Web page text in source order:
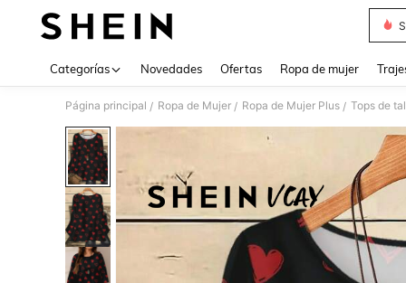
Categorías Novedades Ofertas Ropa de mujer
Página principal / Ropa de Mujer / Ropa de Mujer Plus / Tops de